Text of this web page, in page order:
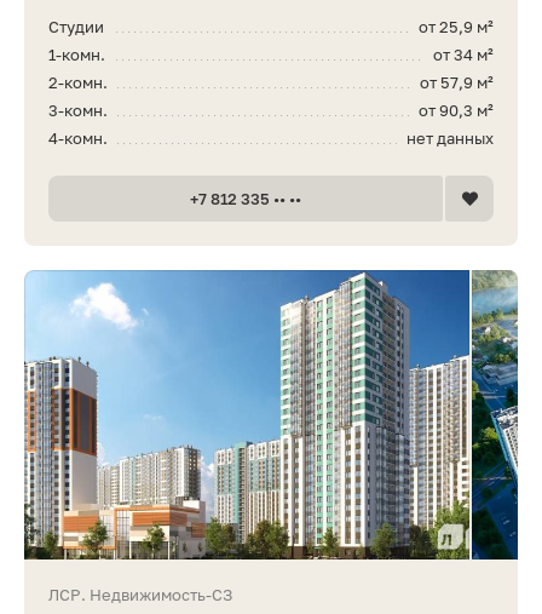
от 25,9 м²
Студии
от 34 м²
1-комн.
от 57,9 м²
2-комн.
от 90,3 м²
3-комн.
нет данных
4-комн.
+7 812 335 •• ••
ЛСР. Недвижимость-СЗ